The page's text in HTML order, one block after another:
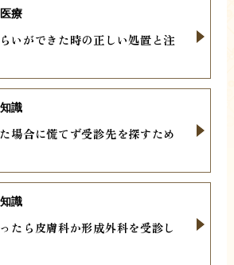
いができた時の正しい処置と注
医療
場合に慌てず受診先を探すため
知識
たら皮膚科か形成外科を受診し
知識